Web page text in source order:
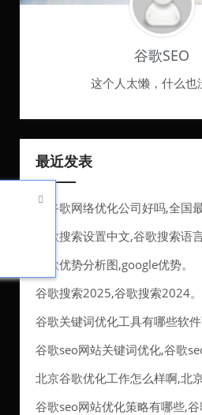
谷歌SEO
这个人太懒，什么也
最近发表
做谷歌网络优化公司好吗,全国
司。
谷歌搜索设置中文,谷歌搜索语
文。
谷歌优势分析图,google优势。
谷歌搜索2025,谷歌搜索2024。
谷歌关键词优化工具有哪些软
词优化工具有哪些软件可以用
谷歌seo网站关键词优化,谷歌
化方法。
北京谷歌优化工作怎么样啊,北
谷歌seo网站优化策略有哪些,
